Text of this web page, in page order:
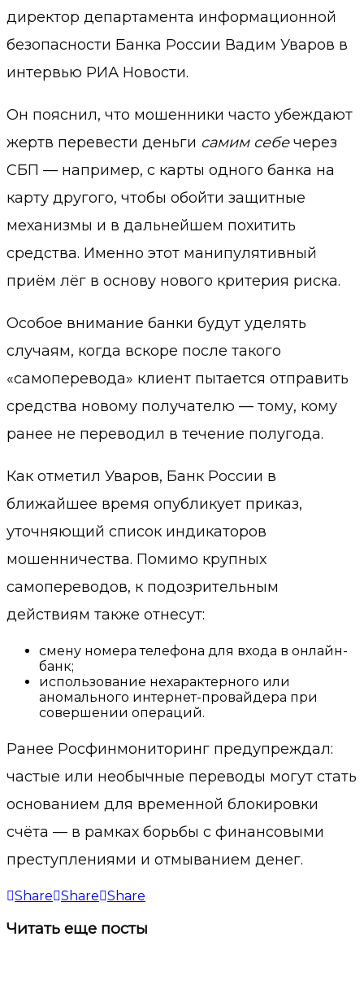
директор департамента информационной
безопасности Банка России Вадим Уваров в
интервью РИА Новости.
Он пояснил, что мошенники часто убеждают
жертв перевести деньги самим себечерез
СБП — например, с карты одного банка на
карту другого, чтобы обойти защитные
механизмы и в дальнейшем похитить
средства. Именно этот манипулятивный
приём лёг в основу нового критерия риска.
Особое внимание банки будут уделять
случаям, когда вскоре после такого
«самоперевода» клиент пытается отправить
средства новому получателю — тому, кому
ранее не переводил в течение полугода.
Как отметил Уваров, Банк России в
ближайшее время опубликует приказ,
уточняющий список индикаторов
мошенничества. Помимо крупных
самопереводов, к подозрительным
действиям также отнесут:
смену номера телефона для входа в онлайн-
банк;
использование нехарактерного или
аномального интернет-провайдера при
совершении операций.
Ранее Росфинмониторинг предупреждал:
частые или необычные переводы могут стать
основанием для временной блокировки
счёта — в рамках борьбы с финансовыми
преступлениями и отмыванием денег.
Share Share Share
Читать еще посты